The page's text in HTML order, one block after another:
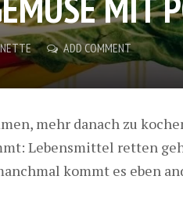
ADD COMMENT
mehr danach zu
Lebensmittel retten
kommt es eben